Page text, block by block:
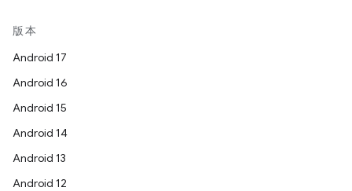
版本
Android 17
Android 16
Android 15
Android 14
Android 13
Android 12